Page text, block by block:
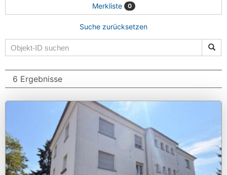
Merkliste 0
Suche zurücksetzen
6 Ergebnisse